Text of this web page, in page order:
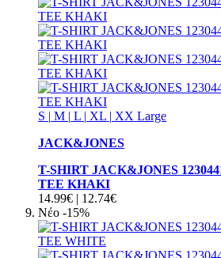
S | M | L | XL | XX Large
JACK&JONES
T-SHIRT JACK&JONES
TEE KHAKI
14.99€ | 12.74€
Νέο -15%